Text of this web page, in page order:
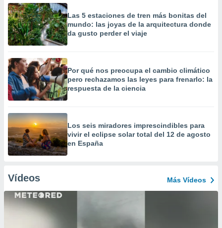
Las 5 estaciones de tren más bonitas del
mundo: las joyas de la arquitectura donde
da gusto perder el viaje
Por qué nos preocupa el cambio climático
pero rechazamos las leyes para frenarlo: la
respuesta de la ciencia
Los seis miradores imprescindibles para
vivir el eclipse solar total del 12 de agosto
en España
Vídeos Más Vídeos